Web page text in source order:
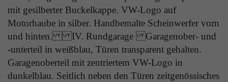
mit gesilberter Buckelkappe. VW-Logo auf
Motorhaube in silber. Handbemalte Scheinwerfer vorn
und hinten. IV. Rundgarage Garagenober- und
-unterteil in weißblau, Türen transparent gehalten.
Garagenoberteil mit zentriertem VW-Logo in
dunkelblau. Seitlich neben den Türen zeitgenössisches
die Benutzer-ID als verschlüsselten Wert (sog.
"hash-Wert") zum entsprechenden
Datenbankeintrag des Nutzers.
Name PHPSESSID
Laufzeit 1 Tag
Zweck Aktiviert die Anzeige von Bannern
Name _ga